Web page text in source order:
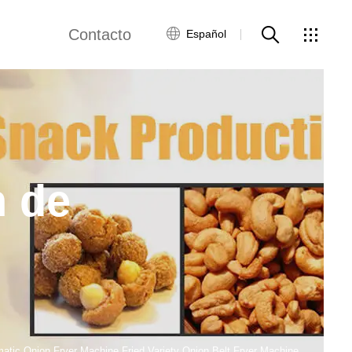
Contacto
Servicio al Cliente
Contacta con
Español
de producción de copos de maíz
de producción de bocadillos
Line modified starch production line
Line Microwave Drying Machine
envasado de alimentos
de